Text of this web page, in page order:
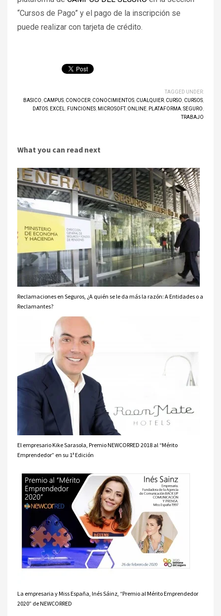
“Cursos de Pago” y el pago de la inscripción se
puede realizar con tarjeta de crédito.
TAGGED UNDER:
BASICO CAMPUS CONOCER CONOCIMIENTOS CUALQUIER CURSO CURSOS
DATOS EXCEL FUNCIONES MICROSOFT, ONLINE PLATAFORMA SEGURO
TRABAJO
What you can read next
Reclamaciones en Seguros, ¿A quién se le da más la razón: A Entidades o a
Reclamantes?
El empresario Kike Sarasola, Premio NEWCORRED 2018 al “Mérito
Emprendedor” en su 1ª Edición
La empresaria y Miss España, Inés Sáinz, “Premio al Mérito Emprendedor
2020” de NEWCORRED